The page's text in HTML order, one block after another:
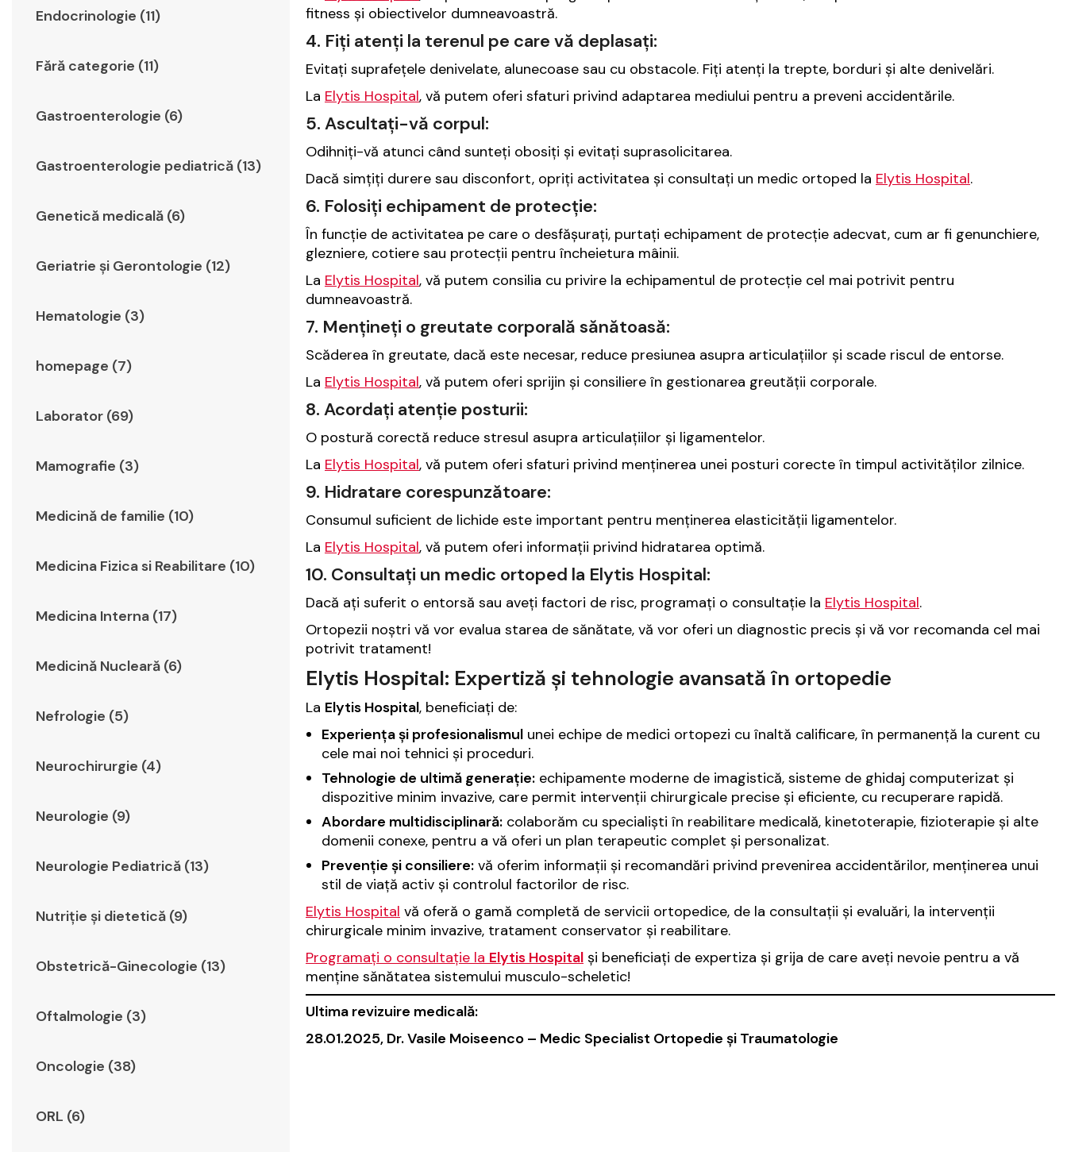
Endocrinologie (11)
Fără categorie (11)
Gastroenterologie (6)
Gastroenterologie pediatrică (13)
Genetică medicală (6)
Geriatrie şi Gerontologie (12)
Hematologie (3)
homepage (7)
Laborator (69)
Mamografie (3)
Medicină de familie (10)
Medicina Fizica si Reabilitare (10)
Medicina Interna (17)
Medicină Nucleară (6)
Nefrologie (5)
Neurochirurgie (4)
Neurologie (9)
Neurologie Pediatrică (13)
Nutriție și dietetică (9)
Obstetrică-Ginecologie (13)
Oftalmologie (3)
Oncologie (38)
ORL (6)
fitness și obiectivelor dumneavoastră.
4. Fiți atenți la terenul pe care vă deplasați:
Evitați suprafețele denivelate, alunecoase sau cu obstacole. Fiți atenți la trepte, borduri și alte denivelări.
La Elytis Hospital, vă putem oferi sfaturi privind adaptarea mediului pentru a preveni accidentările.
5. Ascultați-vă corpul:
Odihniți-vă atunci când sunteți obosiți și evitați suprasolicitarea.
Dacă simțiți durere sau disconfort, opriți activitatea și consultați un medic ortoped la Elytis Hospital.
6. Folosiți echipament de protecție:
În funcție de activitatea pe care o desfășurați, purtați echipament de protecție adecvat, cum ar fi genunchiere,
glezniere, cotiere sau protecții pentru încheietura mâinii.
La Elytis Hospital, vă putem consilia cu privire la echipamentul de protecție cel mai potrivit pentru
dumneavoastră.
7. Mențineți o greutate corporală sănătoasă:
Scăderea în greutate, dacă este necesar, reduce presiunea asupra articulațiilor și scade riscul de entorse.
La Elytis Hospital, vă putem oferi sprijin și consiliere în gestionarea greutății corporale.
8. Acordați atenție posturii:
O postură corectă reduce stresul asupra articulațiilor și ligamentelor.
La Elytis Hospital, vă putem oferi sfaturi privind menținerea unei posturi corecte în timpul activităților zilnice.
9. Hidratare corespunzătoare:
Consumul suficient de lichide este important pentru menținerea elasticității ligamentelor.
La Elytis Hospital, vă putem oferi informații privind hidratarea optimă.
10. Consultați un medic ortoped la Elytis Hospital:
Dacă ați suferit o entorsă sau aveți factori de risc, programați o consultație la Elytis Hospital.
Ortopezii noștri vă vor evalua starea de sănătate, vă vor oferi un diagnostic precis și vă vor recomanda cel mai
potrivit tratament!
Elytis Hospital: Expertiză și tehnologie avansată în ortopedie
La Elytis Hospital, beneficiați de:
Experiența și profesionalismul unei echipe de medici ortopezi cu înaltă calificare, în permanență la curent cu
cele mai noi tehnici și proceduri.
Tehnologie de ultimă generație: echipamente moderne de imagistică, sisteme de ghidaj computerizat și
dispozitive minim invazive, care permit intervenții chirurgicale precise și eficiente, cu recuperare rapidă.
Abordare multidisciplinară: colaborăm cu specialiști în reabilitare medicală, kinetoterapie, fizioterapie și alte
domenii conexe, pentru a vă oferi un plan terapeutic complet și personalizat.
Prevenție și consiliere: vă oferim informații și recomandări privind prevenirea accidentărilor, menținerea unui
stil de viață activ și controlul factorilor de risc.
Elytis Hospital vă oferă o gamă completă de servicii ortopedice, de la consultații și evaluări, la intervenții
chirurgicale minim invazive, tratament conservator și reabilitare.
Programați o consultație la Elytis Hospital și beneficiați de expertiza și grija de care aveți nevoie pentru a vă
menține sănătatea sistemului musculo-scheletic!
Ultima revizuire medicală:
28.01.2025, Dr. Vasile Moiseenco – Medic Specialist Ortopedie şi Traumatologie